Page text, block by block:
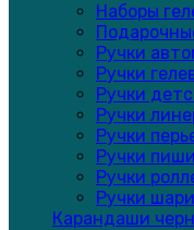
Наборы
Ручки
Ручки
Ручки
Ручки
Ручки
Ручки
Ручки
Ручки
Карандаши